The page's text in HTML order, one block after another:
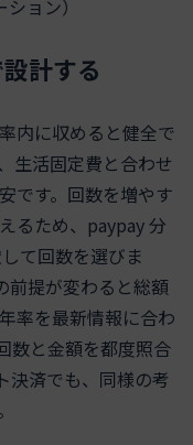
ョン）
計する
内に収めると健全で
生活固定費と合わせ
です。回数を増やす
るため、paypay 分
て回数を選びま
前提が変わると総額
率を最新情報に合わ
数と金額を都度照合
決済でも、同様の考